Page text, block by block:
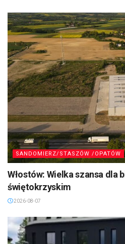
SANDOMIERZ/STASZÓW /OPATÓW
Włostów: Wielka szansa dla
świętokrzyskim
2026-08-07